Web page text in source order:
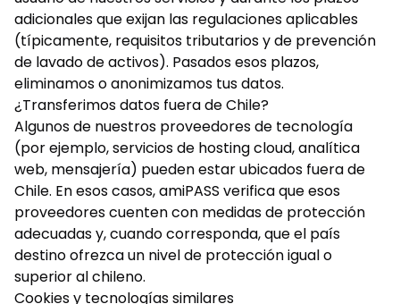
adicionales que exijan las regulaciones aplicables
(típicamente, requisitos tributarios y de prevención
de lavado de activos). Pasados esos plazos,
eliminamos o anonimizamos tus datos.
¿Transferimos datos fuera de Chile?
Algunos de nuestros proveedores de tecnología
(por ejemplo, servicios de hosting cloud, analítica
web, mensajería) pueden estar ubicados fuera de
Chile. En esos casos, amiPASS verifica que esos
proveedores cuenten con medidas de protección
adecuadas y, cuando corresponda, que el país
destino ofrezca un nivel de protección igual o
superior al chileno.
Cookies y tecnologías similares